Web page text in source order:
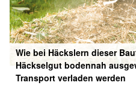
Wie bei Häckslern dieser
Häckselgut bodennah
Transport verladen werden